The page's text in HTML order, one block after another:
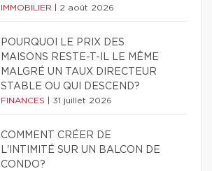
IMMOBILIER 2 août 2026
POURQUOI LE PRIX DES
MAISONS RESTE-T-IL LE MÊME
MALGRÉ UN TAUX DIRECTEUR
STABLE OU QUI DESCEND?
FINANCES 31 juillet 2026
COMMENT CRÉER DE
L'INTIMITÉ SUR UN BALCON DE
CONDO?